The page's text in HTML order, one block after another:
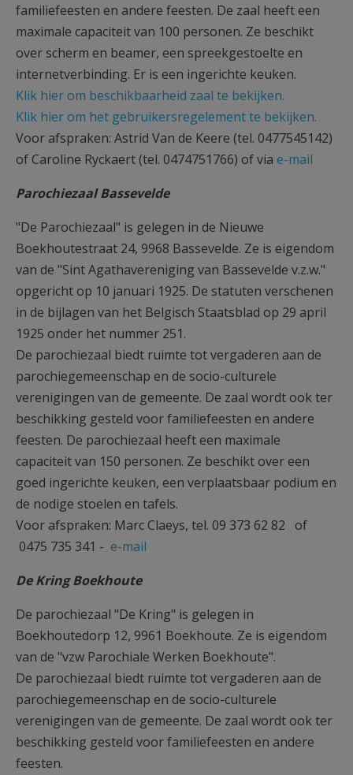
familiefeesten en andere feesten. De zaal heeft een
maximale capaciteit van 100 personen. Ze beschikt
over scherm en beamer, een spreekgestoelte en
internetverbinding. Er is een ingerichte keuken.
Klik hier om beschikbaarheid zaal te bekijken.
Klik hier om het gebruikersregelement te bekijken.
Voor afspraken: Astrid Van de Keere (tel. 0477545142)
of Caroline Ryckaert (tel. 0474751766) of via e-mail
Parochiezaal Bassevelde
"De Parochiezaal" is gelegen in de Nieuwe
Boekhoutestraat 24, 9968 Bassevelde. Ze is eigendom
van de "Sint Agathavereniging van Bassevelde v.z.w."
opgericht op 10 januari 1925. De statuten verschenen
in de bijlagen van het Belgisch Staatsblad op 29 april
1925 onder het nummer 251.
De parochiezaal biedt ruimte tot vergaderen aan de
parochiegemeenschap en de socio-culturele
verenigingen van de gemeente. De zaal wordt ook ter
beschikking gesteld voor familiefeesten en andere
feesten. De parochiezaal heeft een maximale
capaciteit van 150 personen. Ze beschikt over een
goed ingerichte keuken, een verplaatsbaar podium en
de nodige stoelen en tafels.
Voor afspraken: Marc Claeys, tel. 09 373 62 82 of
0475 735 341 - e-mail
De Kring Boekhoute
De parochiezaal "De Kring" is gelegen in
Boekhoutedorp 12, 9961 Boekhoute. Ze is eigendom
van de "vzw Parochiale Werken Boekhoute".
De parochiezaal biedt ruimte tot vergaderen aan de
parochiegemeenschap en de socio-culturele
verenigingen van de gemeente. De zaal wordt ook ter
beschikking gesteld voor familiefeesten en andere
feesten.